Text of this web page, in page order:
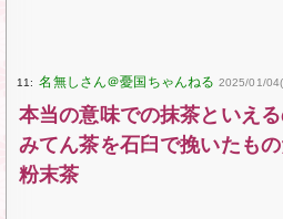
11: 2025/01/
本当の意味での抹茶といえ
みてん茶を石臼で挽いたも
粉末茶